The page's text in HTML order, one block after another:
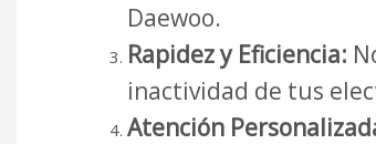
Daewoo.
Rapidez y Eficiencia:
inactividad de tus
Atención